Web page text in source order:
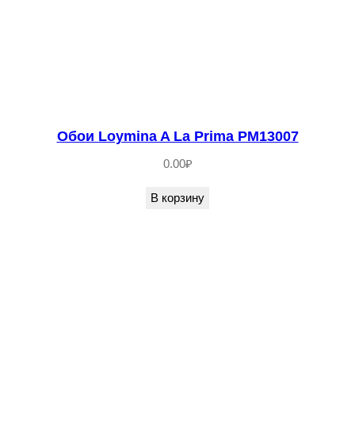
Обои Loymina A La Prima PM13007
0.00₽
В корзину